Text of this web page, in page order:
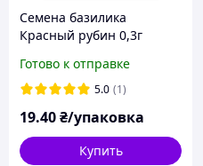
Семена базилика
Красный рубин 0,3г
Готово к отправке
5.0 (1)
19.40₴/упаковка
Купить